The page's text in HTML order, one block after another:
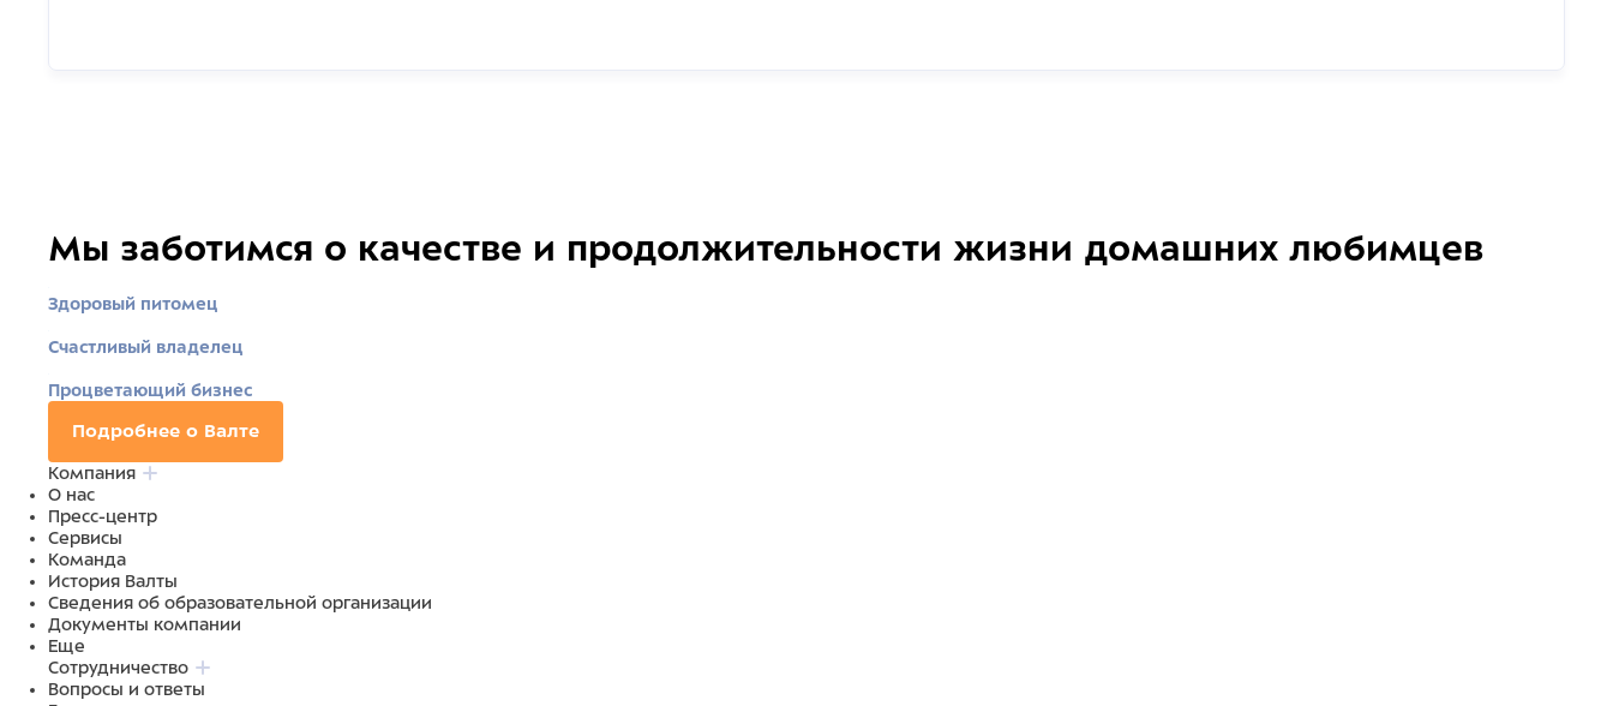
Мы заботимся о качестве и продолжительности жизни домашних любимцев
Здоровый питомец
Счастливый владелец
Процветающий бизнес
Подробнее о Валте
Компания
О нас
Пресс-центр
Сервисы
Команда
История Валты
Сведения об образовательной организации
Документы компании
Еще
Сотрудничество
Вопросы и ответы